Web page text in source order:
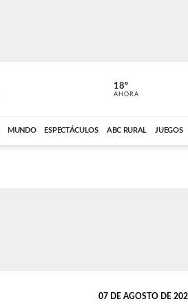
ABC CARDINAL
18º
AHORA
MUNDO ESPECTÁCULOS ABC RURAL JUEGOS
07 DE AGOSTO DE